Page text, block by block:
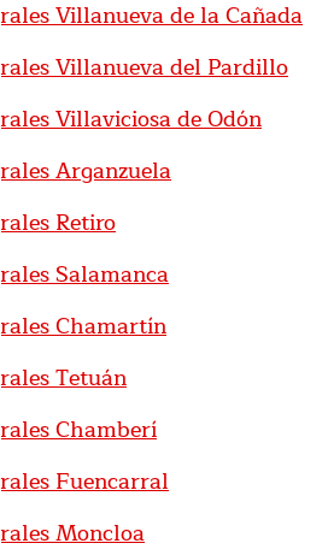
Villanueva de la Cañada
Villanueva del Pardillo
Villaviciosa de Odón
Arganzuela
Retiro
Salamanca
Chamartín
Tetuán
Chamberí
Fuencarral
Moncloa